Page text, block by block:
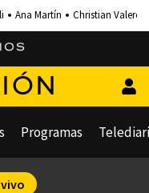
Ana Martín Christian Valero
Programas
vivo